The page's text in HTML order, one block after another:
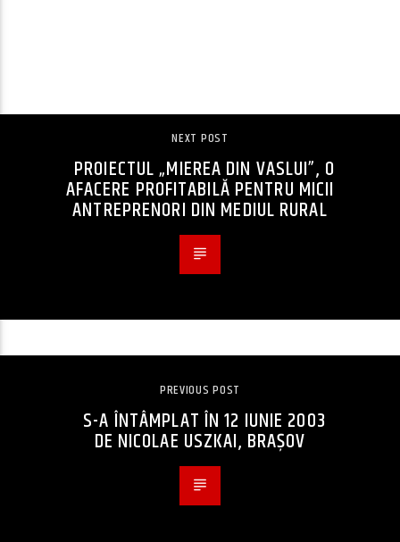
NEXT POST
PROIECTUL „MIEREA DIN VASLUI”, O
AFACERE PROFITABILĂ PENTRU MICII
ANTREPRENORI DIN MEDIUL RURAL
PREVIOUS POST
S-A ÎNTÂMPLAT ÎN 12 IUNIE 2003
DE NICOLAE USZKAI, BRAȘOV